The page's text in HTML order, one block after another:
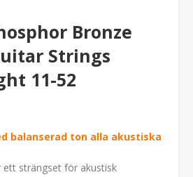
Bronze
Strings
11-52
balanserad ton alla akustiska
ett strängset för akustisk